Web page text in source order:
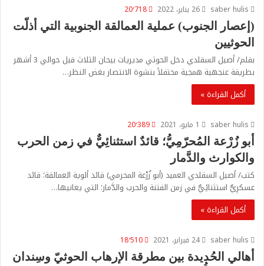
saber hulis 26 يناير، 2022
20٬718
(إعصار الجنوب) عملية العمالقة الجنوبية التي أذلّت
الحوثيين
بقلم/ أصيل السقلدي دخل الحوثي مديريات بيحان الثلاث قبل حوالي 3 أشهر
بطريقة عنجهية همجية محتفلاً بنشوة الانتصار بغض النظر…
أكمل القراءة »
saber hulis 1 مايو، 2021
20٬389
أبو زُرْعة المُحرّمِيُّ؛ قائدٌ استثنائِيٌّ في زمن الحرب
والكوارث والدَّمار
كتب/ أصيل السقلدي العميد (أبو زُرْعة المحرمي) قائد ألوية العمالقة؛ قائد
عسكرِيٌّ استثنائِيٌّ في زمن الفتنة والحرب والدَّمار؛ التي يعانيها…
أكمل القراءة »
saber hulis 24 فبراير، 2021
18٬510
أهالي الحُديدة بين مطرقة الإرهاب الحوثيّ وسِندان